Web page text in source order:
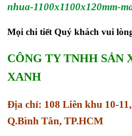
nhua-1100x1100x120mm-
Mọi chi tiết Quý khách vui
CÔNG TY TNHH SẢN
XANH
Địa chỉ: 108 Liên khu 10-
Q.Bình Tân, TP.HCM